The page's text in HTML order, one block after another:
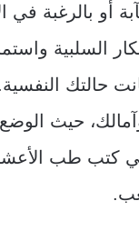
أو بالرغبة
السلبية
حالتك
حيث
كتب طب